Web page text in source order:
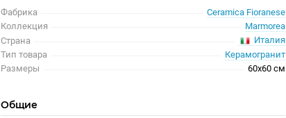
Фабрика
Ceramica Fioranese
Коллекция
Marmorea
Страна
Италия
Тип товара
Керамогранит
Размеры
60x60 см
Общие